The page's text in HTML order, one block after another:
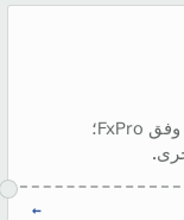
حدّ أول إيداع بالبطاقة أو الحوالة وفق FxPro؛
←